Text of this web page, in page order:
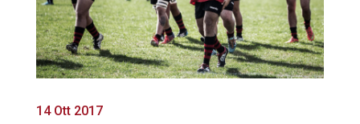
14 Ott 2017